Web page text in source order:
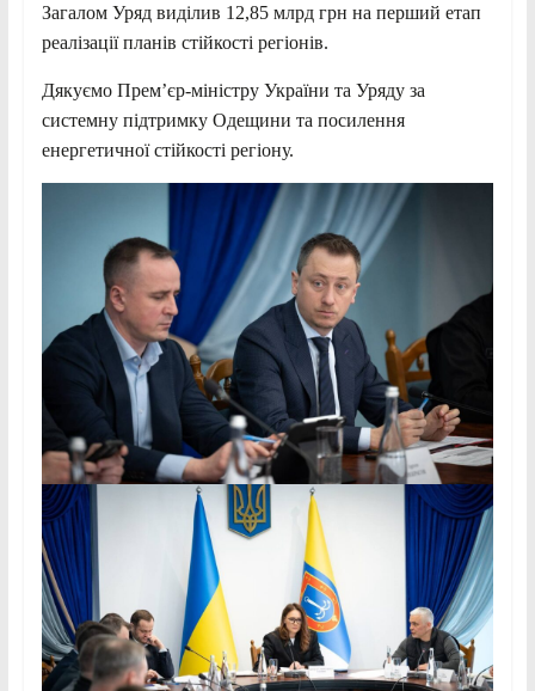
Загалом Уряд виділив 12,85 млрд грн на перший етап
реалізації планів стійкості регіонів.
Дякуємо Премʼєр-міністру України та Уряду за
системну підтримку Одещини та посилення
енергетичної стійкості регіону.